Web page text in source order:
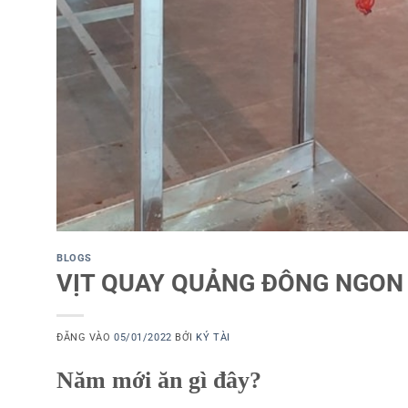
BLOGS
VỊT QUAY QUẢNG ĐÔNG
ĐĂNG VÀO05/01/2022 BỞI KÝ TÀI
Năm mới ăn gì đây?